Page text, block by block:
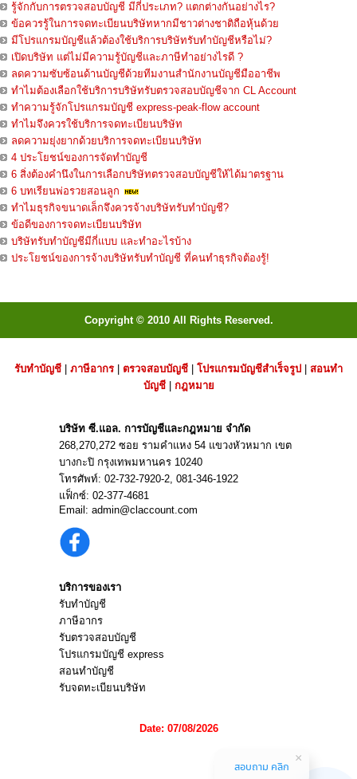
รู้จักกับการตรวจสอบบัญชี มีกี่ประเภท? แตกต่างกันอย่างไร?
ข้อควรรู้ในการจดทะเบียนบริษัทหากมีชาวต่างชาติถือหุ้นด้วย
มีโปรแกรมบัญชีแล้วต้องใช้บริการบริษัทรับทำบัญชีหรือไม่?
เปิดบริษัท แต่ไม่มีความรู้บัญชีและภาษีทำอย่างไรดี ?
ลดความซับซ้อนด้านบัญชีด้วยทีมงานสำนักงานบัญชีมืออาชีพ
ทำไมต้องเลือกใช้บริการบริษัทรับตรวจสอบบัญชีจาก CL Account
ทำความรู้จักโปรแกรมบัญชี express-peak-flow account
ทำไมจึงควรใช้บริการจดทะเบียนบริษัท
ลดความยุ่งยากด้วยบริการจดทะเบียนบริษัท
4 ประโยชน์ของการจัดทำบัญชี
6 สิ่งต้องคำนึงในการเลือกบริษัทตรวจสอบบัญชีให้ได้มาตรฐาน
6 บทเรียนพ่อรวยสอนลูก
ทำไมธุรกิจขนาดเล็กจึงควรจ้างบริษัทรับทำบัญชี?
ข้อดีของการจดทะเบียนบริษัท
บริษัทรับทำบัญชีมีกี่แบบ และทำอะไรบ้าง
ประโยชน์ของการจ้างบริษัทรับทำบัญชี ที่คนทำธุรกิจต้องรู้!
Copyright © 2010 All Rights Reserved.
รับทำบัญชี ภาษีอากร ตรวจสอบบัญชี โปรแกรมบัญชีสำเร็จรูป
สอนทำ
บัญชี| กฎหมาย
บริษัท ซี.แอล. การบัญชีและกฎหมาย จำกัด
268,270,272 ซอย รามคำแหง 54 แขวงหัวหมาก เขต
บางกะปิ กรุงเทพมหานคร 10240
โทรศัพท์: 02-732-7920-2, 081-346-1922
แฟ็กซ์: 02-377-4681
Email: admin@claccount.com
บริการของเรา
รับทำบัญชี
ภาษีอากร
รับตรวจสอบบัญชี
โปรแกรมบัญชี express
สอนทำบัญชี
รับจดทะเบียนบริษัท
Date: 07/08/2026
สอบถาม คลิก